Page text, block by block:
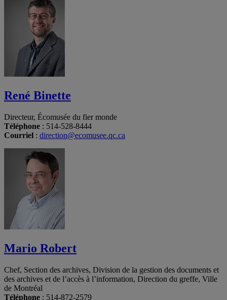
René Binette
Directeur, Écomusée du fier monde
Téléphone : 514-528-8444
Courriel : direction@ecomusee.qc.ca
Mario Robert
Chef, Section des archives, Division de la gestion des documents et
des archives et de l’accès à l’information, Direction du greffe, Ville
de Montréal
Téléphone : 514-872-2579